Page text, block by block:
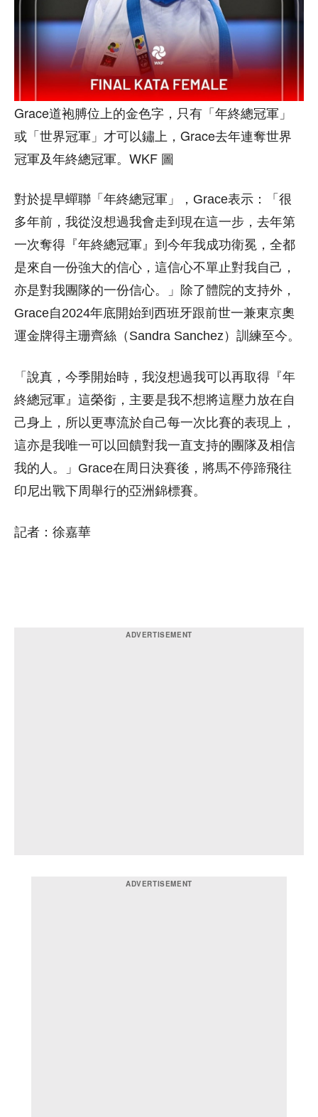
Grace道袍膊位上的金色字，只有「年終總冠軍」
或「世界冠軍」才可以鏽上，Grace去年連奪世界
冠軍及年終總冠軍。WKF 圖
對於提早蟬聯「年終總冠軍」，Grace表示：「很
多年前，我從沒想過我會走到現在這一步，去年第
一次奪得『年終總冠軍』到今年我成功衛冕，全都
是來自一份強大的信心，這信心不單止對我自己，
亦是對我團隊的一份信心。」除了體院的支持外，
Grace自2024年底開始到西班牙跟前世一兼東京奧
運金牌得主珊齊絲（Sandra Sanchez）訓練至今。
「說真，今季開始時，我沒想過我可以再取得『年
終總冠軍』這榮銜，主要是我不想將這壓力放在自
己身上，所以更專流於自己每一次比賽的表現上，
這亦是我唯一可以回饋對我一直支持的團隊及相信
我的人。」Grace在周日決賽後，將馬不停蹄飛往
印尼出戰下周舉行的亞洲錦標賽。
記者：徐嘉華